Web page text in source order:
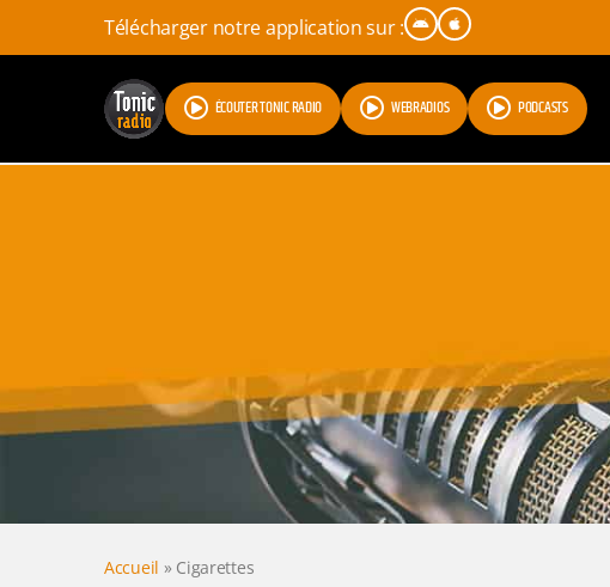
Télécharger notre application sur :
ÉCOUTER TONIC RADIO WEBRADIOS PODCASTS
Accueil » Cigarettes